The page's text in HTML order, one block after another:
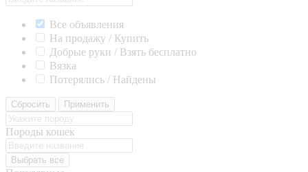
Все объявления
На продажу / Купить
Добрые руки / Взять бесплатно
Вязка
Потерялись / Найдены
Сбросить Применить
Породы кошек
Выбрать все